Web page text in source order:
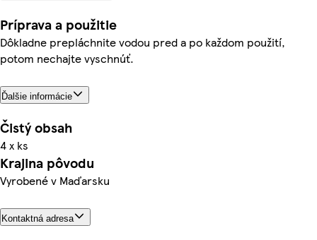
Príprava a použitie
Dôkladne prepláchnite vodou pred a po každom použití,
potom nechajte vyschnúť.
Ďalšie informácie
Čistý obsah
4 x ks
Krajina pôvodu
Vyrobené v Maďarsku
Kontaktná adresa